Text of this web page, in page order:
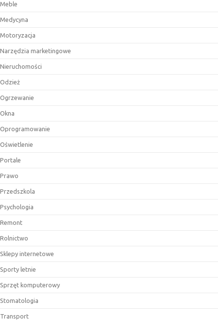
Meble
Medycyna
Motoryzacja
Narzędzia marketingowe
Nieruchomości
Odzież
Ogrzewanie
Okna
Oprogramowanie
Oświetlenie
Portale
Prawo
Przedszkola
Psychologia
Remont
Rolnictwo
Sklepy internetowe
Sporty letnie
Sprzęt komputerowy
Stomatologia
Transport